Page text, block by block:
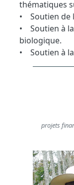
thématiques
• Soutien de
• Soutien à
biologique.
• Soutien à
projets